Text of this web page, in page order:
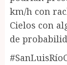
km/h con
Cielos con
de